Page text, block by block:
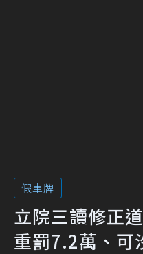
假車牌
立院三讀修正
重罰7.2萬、可